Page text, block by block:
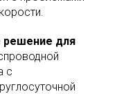
решение для
с